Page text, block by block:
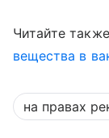
Читайте
вещества в
на правах